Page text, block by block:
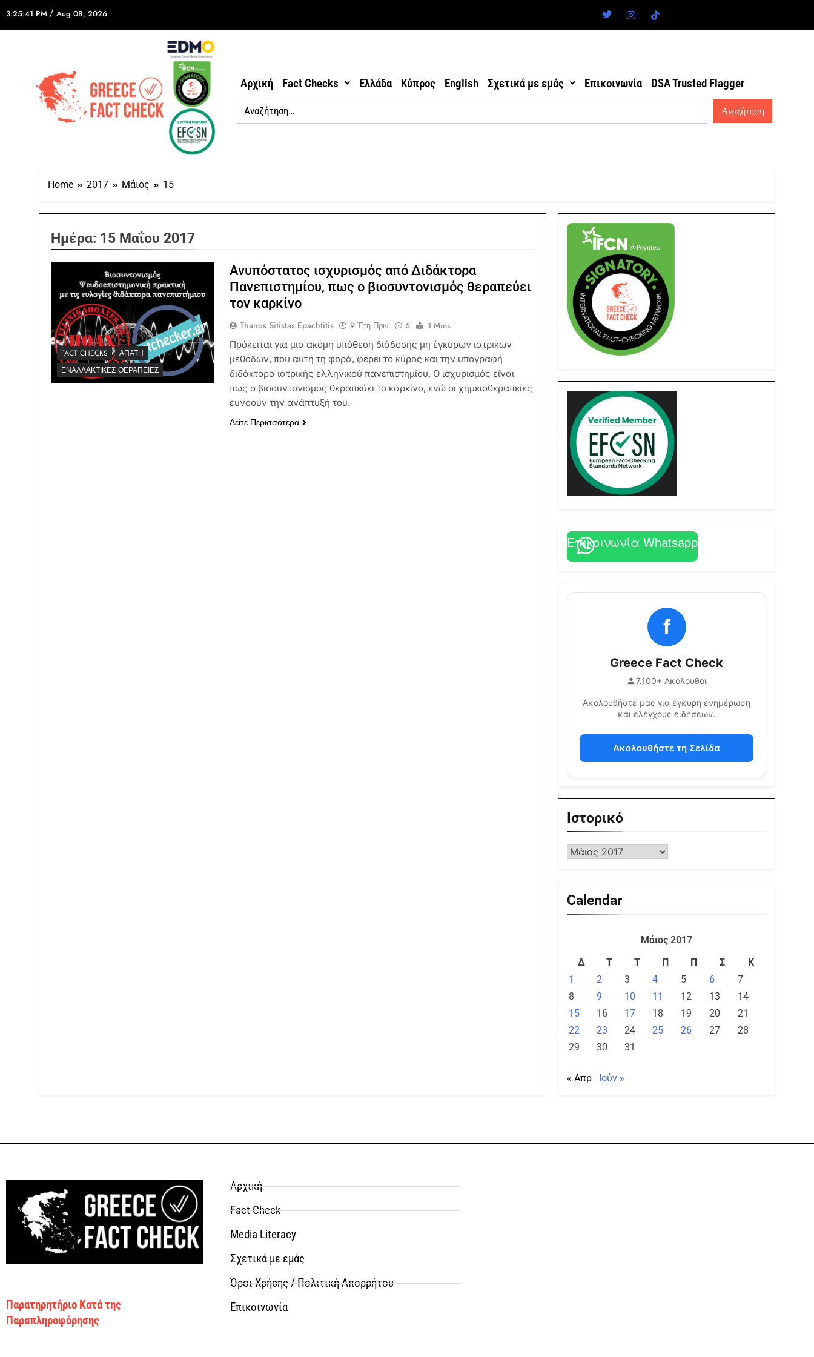
3:25:41 PM / Aug 08, 2026
Αρχική Fact Checks Ελλάδα Κύπρος English Σχετικά με εμάς Επικοινωνία DSA Trusted Flagger
Home 2017 Μάιος 15
Ημέρα: 15 Μαΐου 2017
FACT CHECKS
ΑΠΆΤΗ
ΕΝΑΛΛΑΚΤΙΚΈΣ ΘΕΡΑΠΕΊΕΣ
Ανυπόστατος ισχυρισμός από Διδάκτορα
Πανεπιστημίου, πως ο βιοσυντονισμός θεραπεύει
τον καρκίνο
Thanos Sitistas Epachtitis 9 Έτη Πριν 6
1 Mins
Πρόκειται για μια ακόμη υπόθεση διάδοσης μη έγκυρων ιατρικών
μεθόδων, που αυτή τη φορά, φέρει το κύρος και την υπογραφή
διδάκτορα ιατρικής ελληνικού πανεπιστημίου. Ο ισχυρισμός είναι
πως ο βιοσυντονισμός θεραπεύει το καρκίνο, ενώ οι χημειοθεραπείες
ευνοούν την ανάπτυξή του.
Δείτε Περισσότερα
Επικοινωνία Whatsapp
f
Greece Fact Check
7.100+ Ακόλουθοι
Ακολουθήστε μας για έγκυρη ενημέρωση
και ελέγχους ειδήσεων.
Ακολουθήστε τη Σελίδα
Ιστορικό
Calendar
Μάιος 2017
Δ
Τ Τ Π Π Σ
Κ
1
2 3 4 5 6
7
8
9 10 11 12 13
14
15
16 17 18 19 20
21
22
23 24 25 26 27
28
29
30 31
« Απρ Ιούν »
Παρατηρητήριο Κατά της
Παραπληροφόρησης
Αρχική
Fact Check
Media Literacy
Σχετικά με εμάς
Όροι Χρήσης / Πολιτική Απορρήτου
Επικοινωνία